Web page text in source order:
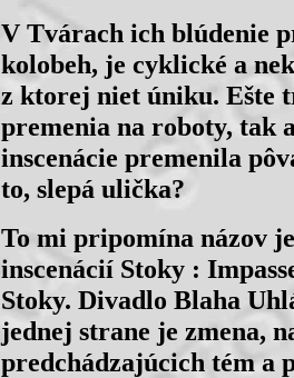
V Tvárach ich blúdenie
kolobeh, je cyklické a
z ktorej niet úniku. Ešte
premenia na roboty, tak
inscenácie premenila
to, slepá ulička?
To mi pripomína názov
inscenácií Stoky :
Stoky. Divadlo Blaha
jednej strane je zmena,
predchádzajúcich tém a